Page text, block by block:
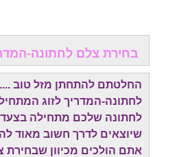
בחירת צלם לחתונה-
החלטתם להתחתן מזל טוב
לחתונה-המדריך לזוג
לחתונה שלכם מתחילה
שיוצאים לדרך חשוב מאוד
אתם הולכים מכיוון שבחירת